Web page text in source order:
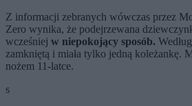
Z informacji zebranych wówczas przez
Zero wynika, że podejrzewana
wcześniej w niepokojący sposób.
zamkniętą i miała tylko jedną koleżankę.
nożem 11-latce.
s